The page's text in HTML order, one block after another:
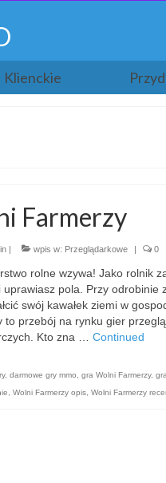
Klienckie
Farmerzy
| wpis w: Przeglądarkowe | 0
rolne wzywa! Jako rolnik
uprawiasz pola. Przy odrobinie
swój kawałek ziemi w
to przebój na rynku gier
Kto zna … Continued
, darmowe gry mmo gra Wolni Farmerzy,
Wolni Farmerzy opis, Wolni Farmerzy